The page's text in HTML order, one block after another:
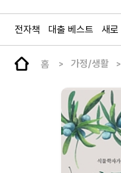
전자책 대출 베스트 새로
홈 가정/생활